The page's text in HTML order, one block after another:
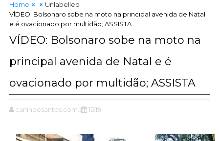
Home
Unlabelled
VÍDEO: Bolsonaro sobe na moto na principal avenida de Natal
e é ovacionado por multidão; ASSISTA
VÍDEO: Bolsonaro sobe na moto na
principal avenida de Natal e é
ovacionado por multidão; ASSISTA
canindesantos.com.br 15:19